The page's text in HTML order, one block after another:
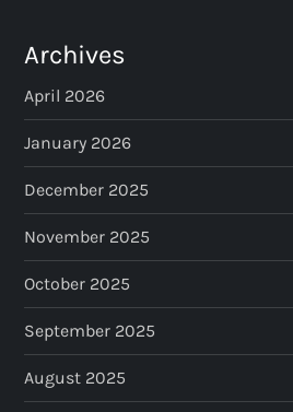
Archives
April 2026
January 2026
December 2025
November 2025
October 2025
September 2025
August 2025